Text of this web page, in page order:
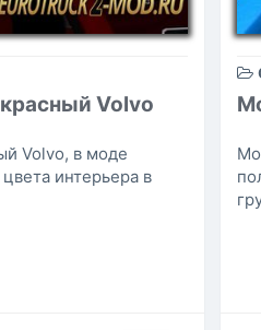
Volvo
Volvo, в моде
интерьера в